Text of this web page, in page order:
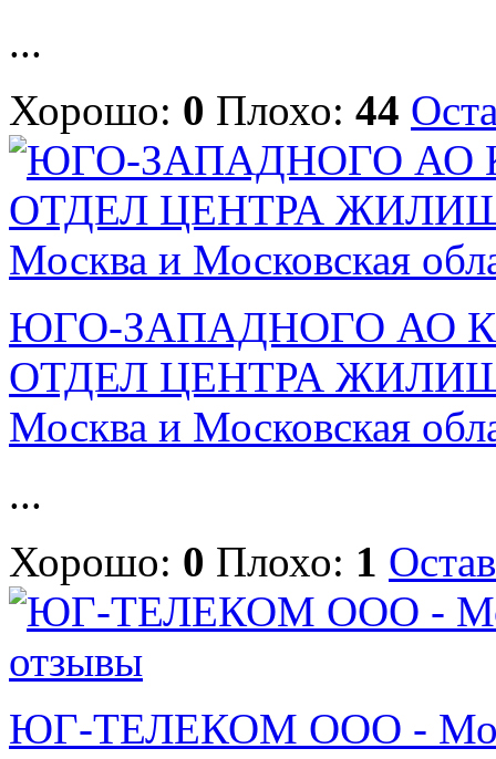
...
Хорошо: 0 Плохо: 44
ЮГО-ЗАПАДНОГО АО
ОТДЕЛ ЦЕНТРА
Москва и Московская
...
Хорошо: 0 Плохо: 1
ЮГ-ТЕЛЕКОМ ООО -